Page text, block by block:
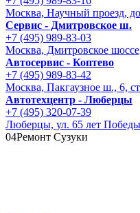
Москва, Научный проезд,
Сервис - Дмитровское ш.
+7 (495) 989-83-03
Москва, Дмитровское
Автосервис - Коптево
+7 (495) 989-83-42
Москва, Пакгаузное ш., 6,
Автотехцентр - Люберцы
+7 (495) 320-07-39
Люберцы, ул. 65 лет
04Ремонт Сузуки